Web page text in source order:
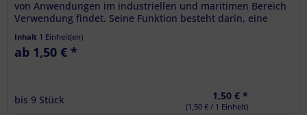
von Anwendungen im industriellen und maritimen Bereich
Verwendung findet. Seine Funktion besteht darin, eine
Inhalt 1 Einheit(en)
ab 1,50 € *
bis 9 Stück 1,50 € *
(1,50 € / 1 Einheit)